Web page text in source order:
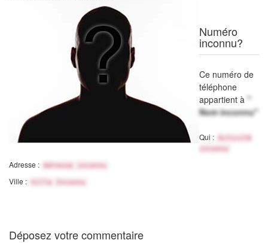
Numéro
inconnu?
Ce numéro de
téléphone
appartient à "
Nom inconnu"
Qui :
Activité
inconnu
Adresse : Adresse inconnu
Ville : Ville Inconnu
Déposez votre commentaire